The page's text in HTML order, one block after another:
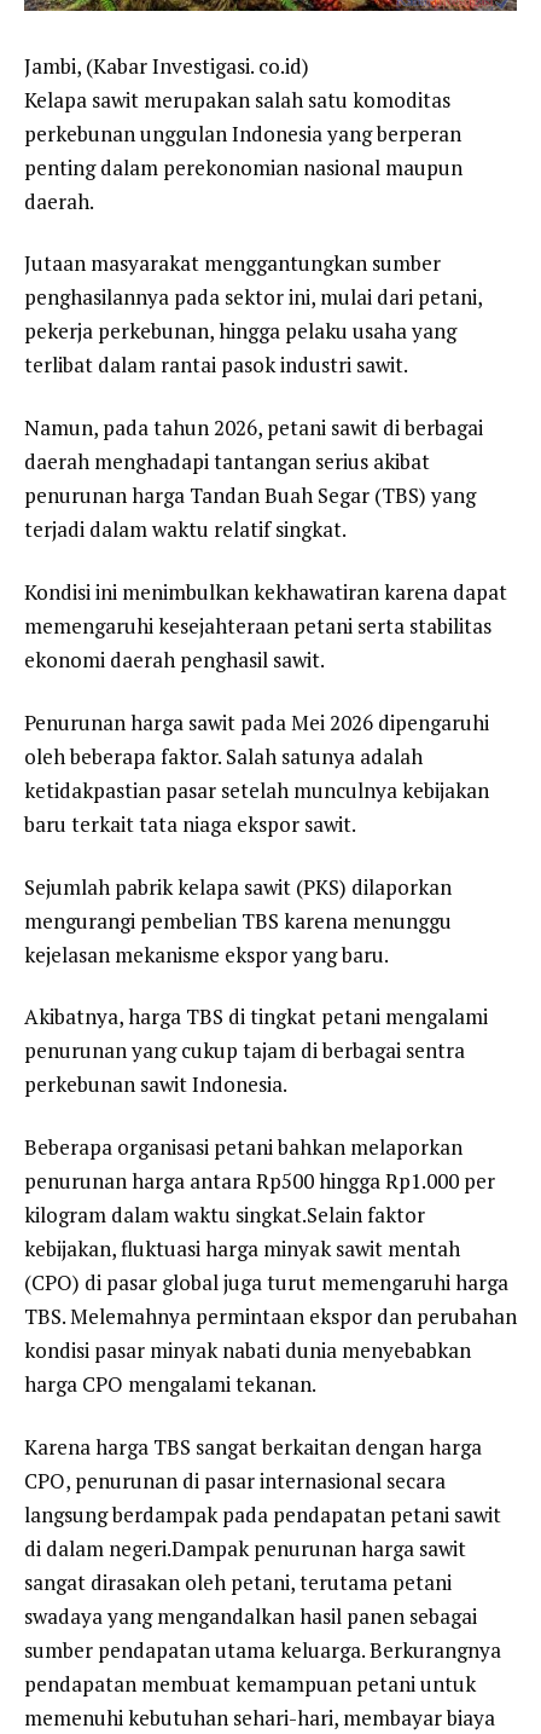
Jambi, (Kabar Investigasi. co.id)
Kelapa sawit merupakan salah satu komoditas
perkebunan unggulan Indonesia yang berperan
penting dalam perekonomian nasional maupun
daerah.
Jutaan masyarakat menggantungkan sumber
penghasilannya pada sektor ini, mulai dari petani,
pekerja perkebunan, hingga pelaku usaha yang
terlibat dalam rantai pasok industri sawit.
Namun, pada tahun 2026, petani sawit di berbagai
daerah menghadapi tantangan serius akibat
penurunan harga Tandan Buah Segar (TBS) yang
terjadi dalam waktu relatif singkat.
Kondisi ini menimbulkan kekhawatiran karena dapat
memengaruhi kesejahteraan petani serta stabilitas
ekonomi daerah penghasil sawit.
Penurunan harga sawit pada Mei 2026 dipengaruhi
oleh beberapa faktor. Salah satunya adalah
ketidakpastian pasar setelah munculnya kebijakan
baru terkait tata niaga ekspor sawit.
Sejumlah pabrik kelapa sawit (PKS) dilaporkan
mengurangi pembelian TBS karena menunggu
kejelasan mekanisme ekspor yang baru.
Akibatnya, harga TBS di tingkat petani mengalami
penurunan yang cukup tajam di berbagai sentra
perkebunan sawit Indonesia.
Beberapa organisasi petani bahkan melaporkan
penurunan harga antara Rp500 hingga Rp1.000 per
kilogram dalam waktu singkat.Selain faktor
kebijakan, fluktuasi harga minyak sawit mentah
(CPO) di pasar global juga turut memengaruhi harga
TBS. Melemahnya permintaan ekspor dan perubahan
kondisi pasar minyak nabati dunia menyebabkan
harga CPO mengalami tekanan.
Karena harga TBS sangat berkaitan dengan harga
CPO, penurunan di pasar internasional secara
langsung berdampak pada pendapatan petani sawit
di dalam negeri.Dampak penurunan harga sawit
sangat dirasakan oleh petani, terutama petani
swadaya yang mengandalkan hasil panen sebagai
sumber pendapatan utama keluarga. Berkurangnya
pendapatan membuat kemampuan petani untuk
memenuhi kebutuhan sehari-hari, membayar biaya